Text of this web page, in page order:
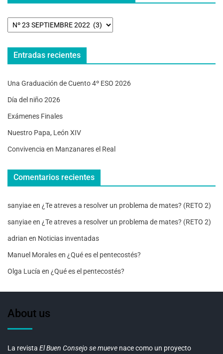
Entradas recientes
Una Graduación de Cuento 4º ESO 2026
Día del niño 2026
Exámenes Finales
Nuestro Papa, León XIV
Convivencia en Manzanares el Real
Comentarios recientes
sanyiaeen ¿Te atreves a resolver un problema de mates? (RETO 2)
sanyiaeen ¿Te atreves a resolver un problema de mates? (RETO 2)
adrian en Noticias inventadas
Manuel Moralesen ¿Qué es el pentecostés?
Olga Lucía en ¿Qué es el pentecostés?
About us
La revista El Buen Consejo se mueve nace como un proyecto